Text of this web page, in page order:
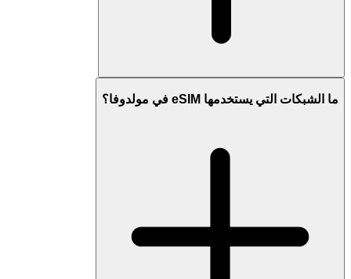
ما الشبكات التي يستخدمها eSIM في مولدوفا؟